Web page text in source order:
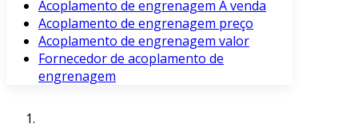
Acoplamento de engrenagem À venda
Acoplamento de engrenagem preço
Acoplamento de engrenagem valor
Fornecedor de acoplamento de
engrenagem